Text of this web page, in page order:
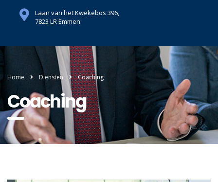
Laan van het Kwekebos 396,
7823 LR Emmen
Home Diensten Coaching
Coaching